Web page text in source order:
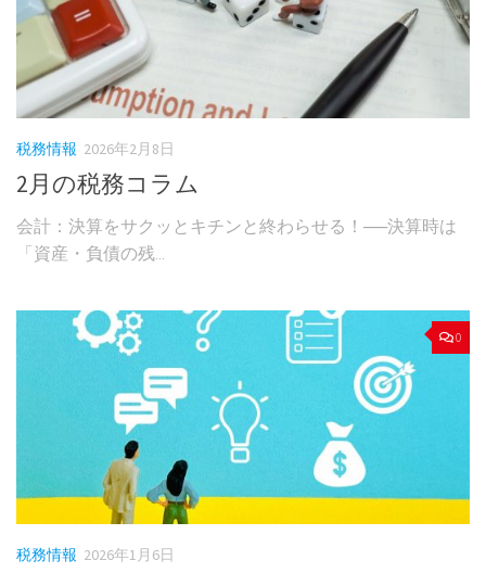
税務情報 2026年2月8日
2月の税務コラム
会計：決算をサクッとキチンと終わらせる！──決算時は
「資産・負債の残...
0
税務情報 2026年1月6日